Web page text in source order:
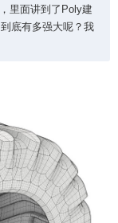
里面讲到了Poly建
底有多强大呢？我
课程的讲解，
“万能的曲面
们看SketchUp